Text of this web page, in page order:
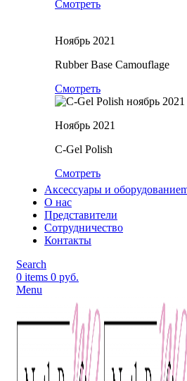
Смотреть
Ноябрь 2021
Rubber Base Camouflage
Смотреть
Ноябрь 2021
C-Gel Polish
Смотреть
Аксессуары и оборудование
О нас
Представители
Сотрудничество
Контакты
Search
0 items 0 руб.
Menu